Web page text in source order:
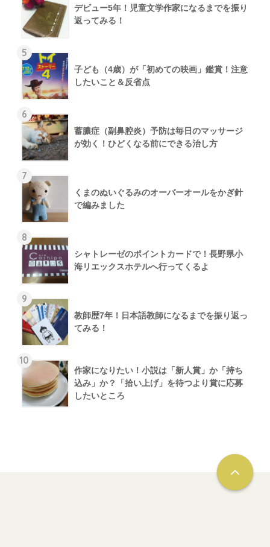
デビュー5年！児童文学作家になるまでを振り
返ってみる！
5
子ども（4歳）が「初めての映画」鑑賞！注意
したいこと＆反省点
6
蓄膿症（副鼻腔炎）予防は毎日のマッサージ
が効く！ひどくなる前にできる治し方
7
くまのぬいぐるみのオーバーオールをかぎ針
で編みました
8
シャトレーゼのポイントカードで！長野県小
海リエックスホテルへ行ってくるよ
9
教師歴7年！日本語教師になるまでを振り返っ
てみる！
10
作家になりたい！小説は「新人賞」か「持ち
込み」か？「拾い上げ」を待つより賞に応募
したいところ